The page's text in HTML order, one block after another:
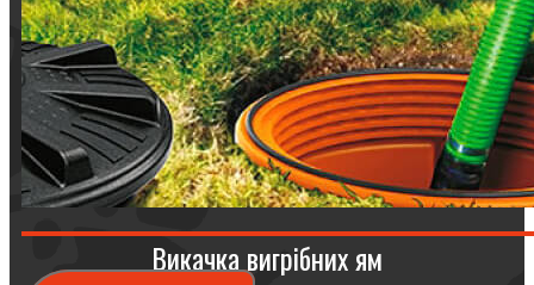
Викачка вигрібних ям